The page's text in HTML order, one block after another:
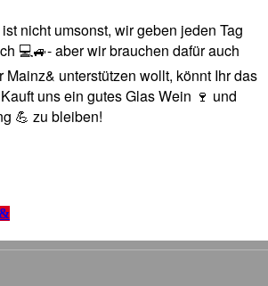
nicht umsonst, wir geben jeden Tag
💻🚙- aber wir brauchen dafür auch
Mainz& unterstützen wollt, könnt Ihr das
uns ein gutes Glas Wein 🍷 und
💪 zu bleiben!